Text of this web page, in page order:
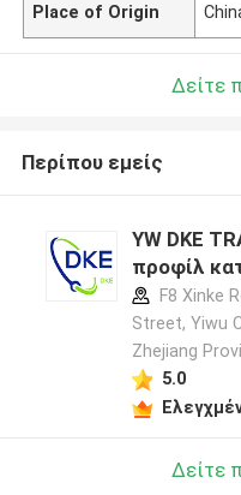
Place of Origin
Δείτε
Περίπου εμείς
YW DKE
προφίλ
F8 Xinke
Street, Yiwu
Zhejiang
5.0
Δείτε